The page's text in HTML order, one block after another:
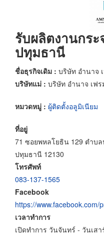
รับผลิตงานกร
ปทุมธานี
ชื่อธุรกิจเดิม : บริษัท อำนาจ
บริษัทแม่ : บริษัท อำนาจ เฟร
หมวดหมู่ : ผู้ติดตั้งอลูมิเนียม
ที่อยู่
71 ซอยพหลโยธิน 129 ตำบ
ปทุมธานี 12130
โทรศัพท์
083-137-1565
Facebook
https://www.facebook.com/
เวลาทำการ
เปิดทำการ วันจันทร์ - วันเส